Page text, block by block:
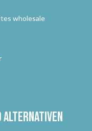
wholesale
Alternativen